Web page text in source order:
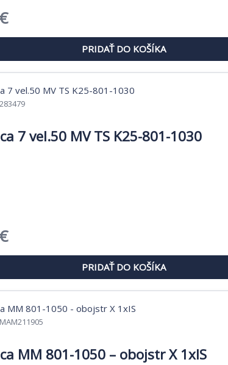
€Aktuálna
cena
je:
5,77 €.
PRIDAŤ DO KOŠÍKA
283479
7 vel.50 MV TS K25-801-1030
€.
€Aktuálna
cena
je:
9,42 €.
PRIDAŤ DO KOŠÍKA
MAM211905
MM 801-1050 – obojstr X 1xIS